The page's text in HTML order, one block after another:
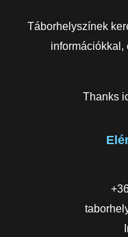
Táborhelyszínek
információkkal,
Thanks